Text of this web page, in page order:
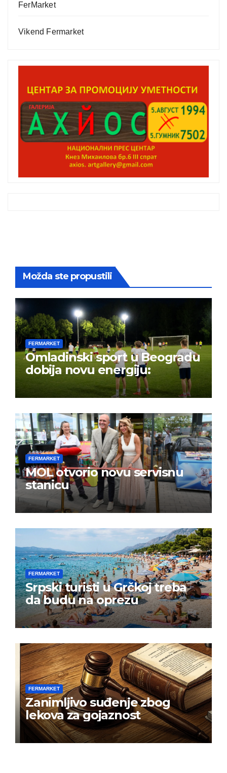
FerMarket
Vikend Fermarket
Možda ste propustili
FERMARKET
Omladinski sport u Beogradu
dobija novu energiju:
FERMARKET
MOL otvorio novu servisnu
stanicu
FERMARKET
Srpski turisti u Grčkoj treba
da budu na oprezu
FERMARKET
Zanimljivo suđenje zbog
lekova za gojaznost